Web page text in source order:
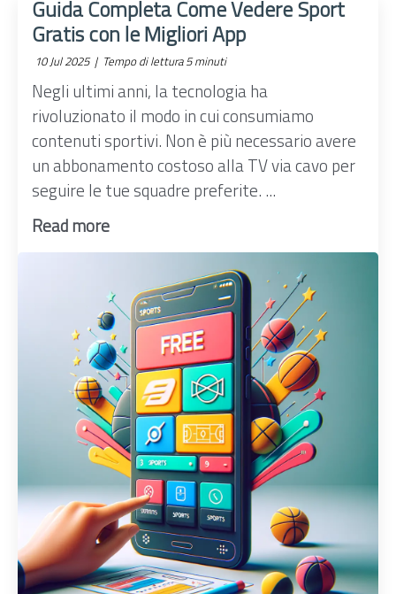
Guida Completa Come Vedere Sport
Gratis con le Migliori App
10 Jul 2025 | Tempo di lettura 5 minuti
Negli ultimi anni, la tecnologia ha
rivoluzionato il modo in cui consumiamo
contenuti sportivi. Non è più necessario avere
un abbonamento costoso alla TV via cavo per
seguire le tue squadre preferite. ...
Read more